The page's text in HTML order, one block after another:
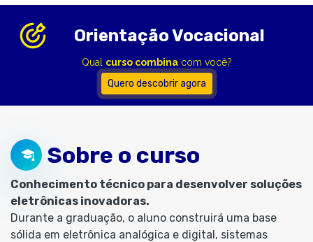
Orientação Vocacional
Qual curso combinacom você?
Quero descobrir agora
Sobre o curso
Conhecimento técnico para desenvolver soluções
eletrônicas inovadoras.
Durante a graduação, o aluno construirá uma base
sólida em eletrônica analógica e digital, sistemas